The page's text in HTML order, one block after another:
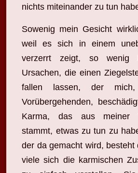
nichts miteinander zu tun
Sowenig mein Gesicht
weil es sich in einem
verzerrt zeigt, so wenig
Ursachen, die einen
fallen lassen, der
Vorübergehenden,
Karma, das aus meiner
stammt, etwas zu tun zu
der da gemacht wird, besteht
viele sich die karmischen